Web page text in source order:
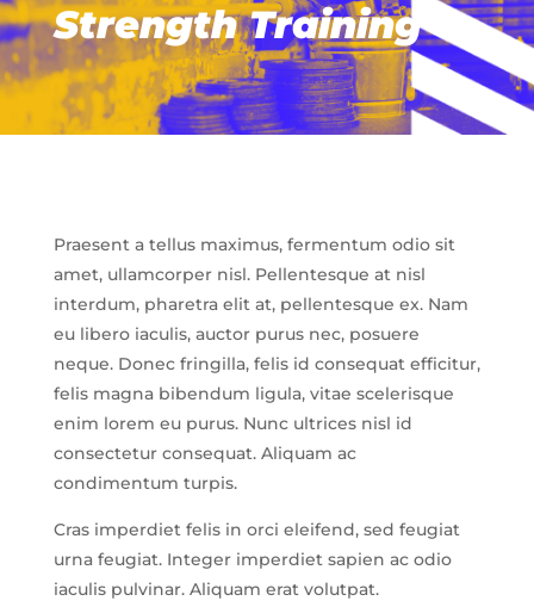
Strength Training
Praesent a tellus maximus, fermentum odio sit
amet, ullamcorper nisl. Pellentesque at nisl
interdum, pharetra elit at, pellentesque ex. Nam
eu libero iaculis, auctor purus nec, posuere
neque. Donec fringilla, felis id consequat efficitur,
felis magna bibendum ligula, vitae scelerisque
enim lorem eu purus. Nunc ultrices nisl id
consectetur consequat. Aliquam ac
condimentum turpis.
Cras imperdiet felis in orci eleifend, sed feugiat
urna feugiat. Integer imperdiet sapien ac odio
iaculis pulvinar. Aliquam erat volutpat.